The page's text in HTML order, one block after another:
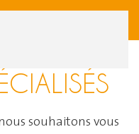
souhaitons vous